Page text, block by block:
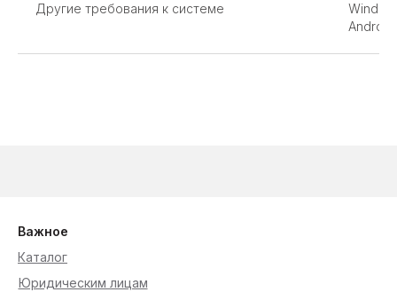
Другие требования к системе
Важное
Каталог
Юридическим лицам